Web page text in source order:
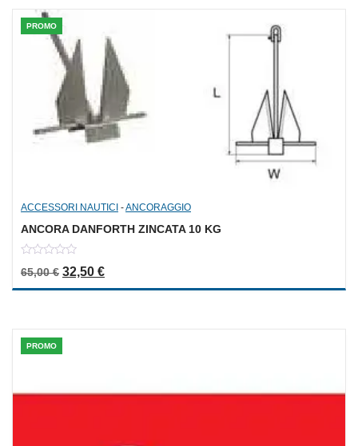
PROMO
ACCESSORI NAUTICI -ANCORAGGIO
ANCORA DANFORTH ZINCATA 10 KG
out
of
65,00€ Il prezzo originale era: 65,00 €.
32,50 €Il prezzo attuale è: 32,50 €.
PROMO